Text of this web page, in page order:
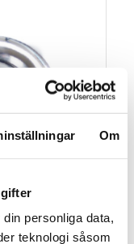
Om
din personliga data,
teknologi såsom